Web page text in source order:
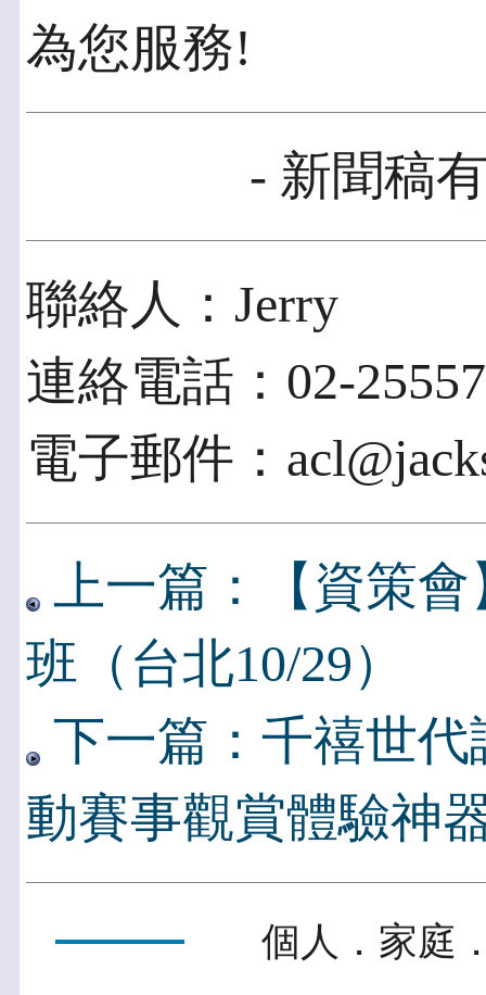
為您服務!
- 新聞稿
聯絡人：Jerry
連絡電話：02-
電子郵件：
上一篇：【資策會
班（台北10/29）
下一篇：千禧世
動賽事觀賞體驗神
個人．家庭